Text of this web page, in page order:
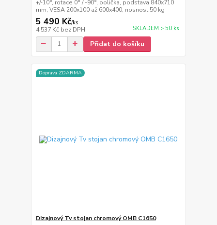
+/-10°, rotace 0° / -90°, polička, podstava 840x710
mm, VESA 200x100 až 600x400, nosnost 50 kg
5 490 Kč/ks
4 537 Kč bez DPH SKLADEM > 50 ks
Přidat do košíku
Doprava ZDARMA
Dizajnový Tv stojan chromový OMB C1650